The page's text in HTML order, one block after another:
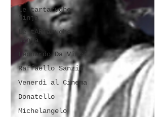
Le tartarughe
Ninja
Le tARTarughe
Ninja
Leonardo Da Vinci
Raffaello Sanzio
Venerdì al Cinema
Donatello
Michelangelo